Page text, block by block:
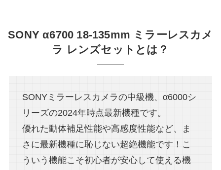
SONY α6700 18‐135mm ミラーレスカメ
ラ レンズセットとは？
SONYミラーレスカメラの中級機、α6000シ
リーズの2024年時点最新機種です。
優れた動体補足性能や高感度性能など、ま
さに最新機種に恥じない超絶機能です！こ
ういう機能こそ初心者が安心して使える機